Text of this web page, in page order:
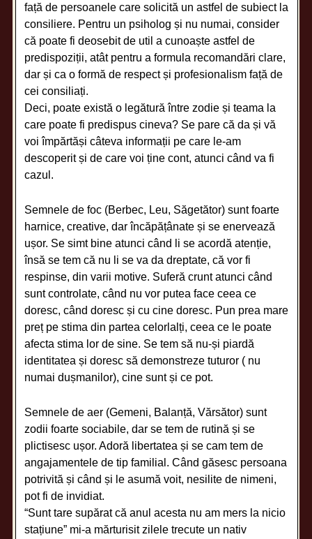
față de persoanele care solicită un astfel de subiect la
consiliere. Pentru un psiholog și nu numai, consider
că poate fi deosebit de util a cunoaște astfel de
predispoziții, atât pentru a formula recomandări clare,
dar și ca o formă de respect și profesionalism față de
cei consiliați.
Deci, poate există o legătură între zodie și teama la
care poate fi predispus cineva? Se pare că da și vă
voi împărtăși câteva informații pe care le-am
descoperit și de care voi ține cont, atunci când va fi
cazul.
Semnele de foc (Berbec, Leu, Săgetător) sunt foarte
harnice, creative, dar încăpățânate și se enervează
ușor. Se simt bine atunci când li se acordă atenție,
însă se tem că nu li se va da dreptate, că vor fi
respinse, din varii motive. Suferă crunt atunci când
sunt controlate, când nu vor putea face ceea ce
doresc, când doresc și cu cine doresc. Pun prea mare
preț pe stima din partea celorlalți, ceea ce le poate
afecta stima lor de sine. Se tem să nu-și piardă
identitatea și doresc să demonstreze tuturor ( nu
numai dușmanilor), cine sunt și ce pot.
Semnele de aer (Gemeni, Balanță, Vărsător) sunt
zodii foarte sociabile, dar se tem de rutină și se
plictisesc ușor. Adoră libertatea și se cam tem de
angajamentele de tip familial. Când găsesc persoana
potrivită și când și le asumă voit, nesilite de nimeni,
pot fi de invidiat.
“Sunt tare supărat că anul acesta nu am mers la nicio
stațiune” mi-a mărturisit zilele trecute un nativ